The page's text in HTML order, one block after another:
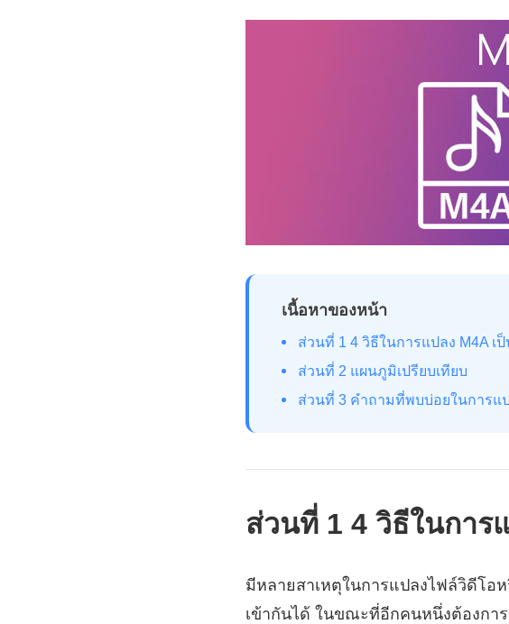
เนื้อหาของหน้า
ส่วนที่ 1 4 วิธีในการแปลง M4A เป็
ส่วนที่ 2 แผนภูมิเปรียบเทียบ
ส่วนที่ 3 คำถามที่พบบ่อยในการแป
ส่วนที่ 1 4 วิธีในการ
มีหลายสาเหตุในการแปลงไฟล์วิดีโอ
เข้ากันได้ ในขณะที่อีกคนหนึ่งต้องกา